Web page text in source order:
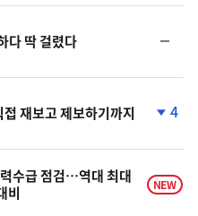
다 딱 걸렸다
일
재보고 제보하기까지
락
4
수급 점검…역대 최대
비
NEW